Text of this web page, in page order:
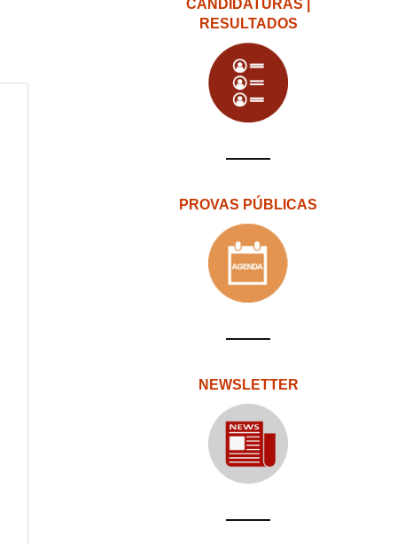
CANDIDATURAS |
RESULTADOS
PROVAS PÚBLICAS
NEWSLETTER